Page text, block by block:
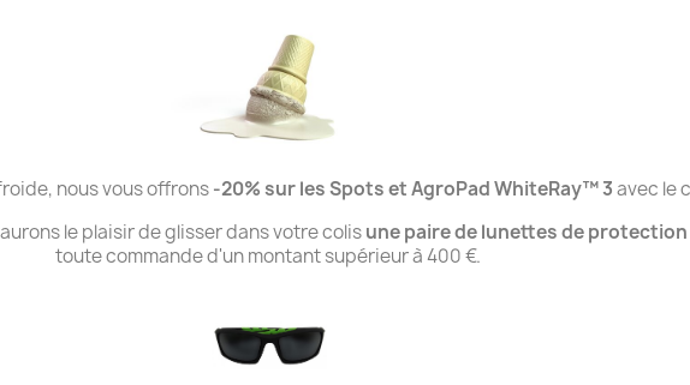
avec la durée de vie plus importante des
Comparez les LED
Le Spot, Agropad, Spot EZ... retrouvez en
principales caractéristiques des trois
nous vous offrons-20% sur les Spots et AgroPad WhiteRay™ 3avec le
le plaisir de glisser dans votre colisune paire de lunettes de
toute commande d'un montant supérieur à 400 €.